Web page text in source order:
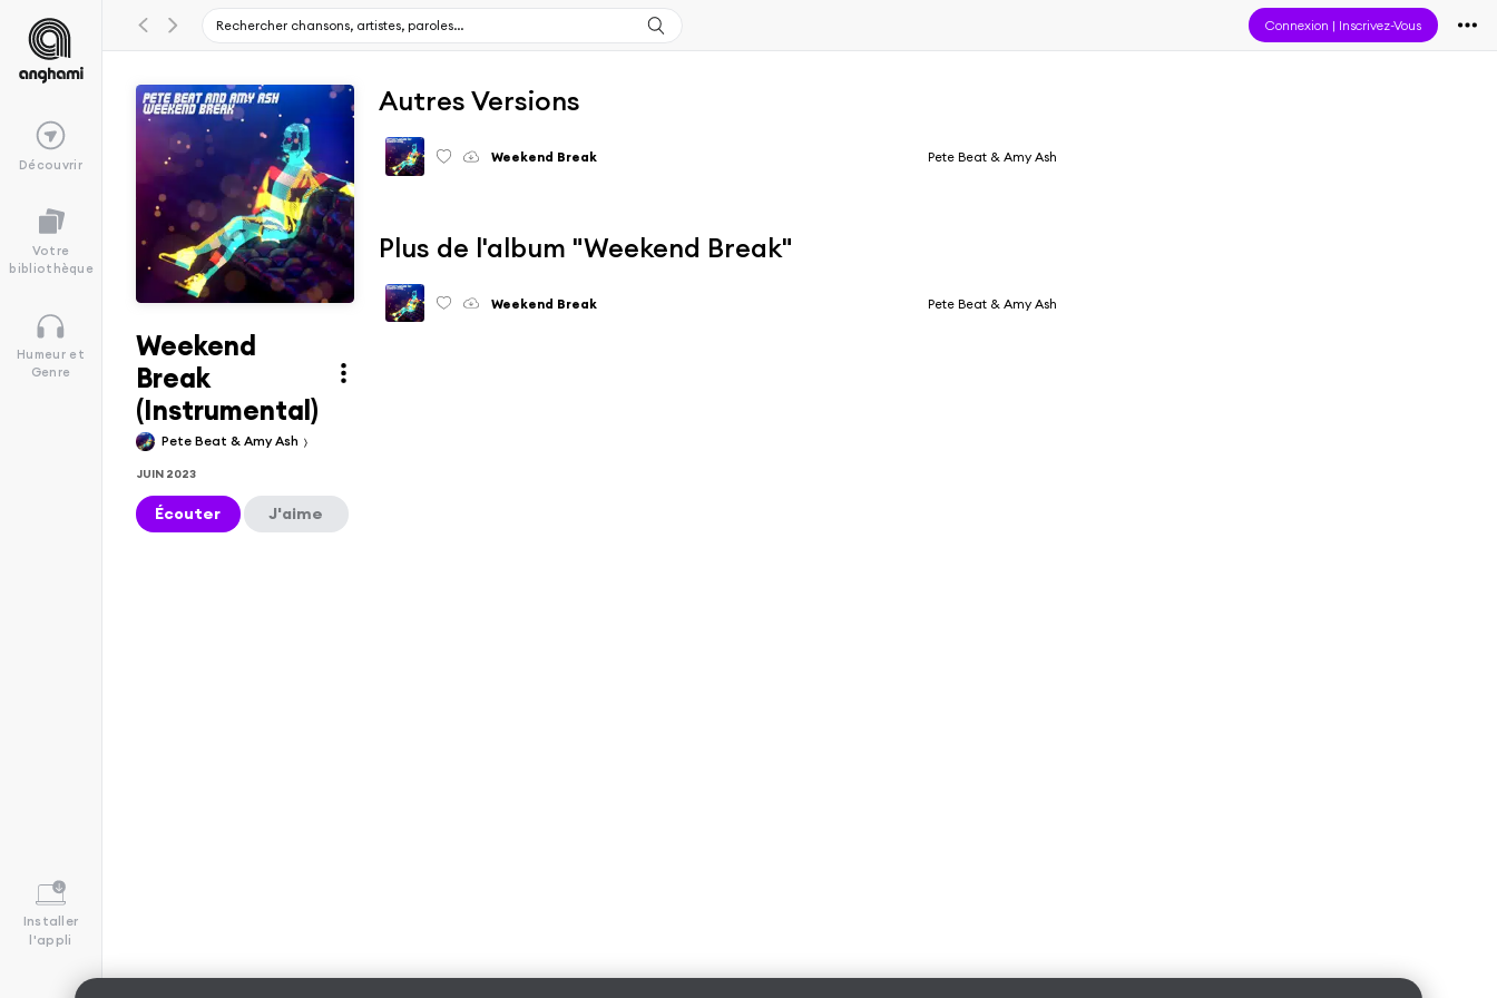
Connexion | Inscrivez-Vous
Découvrir
Votre
bibliothèque
Humeur et
Genre
Installer
l'appli
Weekend
Break
(Instrumental)
Pete Beat & Amy Ash
JUIN 2023
Écouter J'aime
Autres Versions
Weekend Break Pete Beat & Amy Ash
Plus de l'album "Weekend Break"
Weekend Break Pete Beat & Amy Ash